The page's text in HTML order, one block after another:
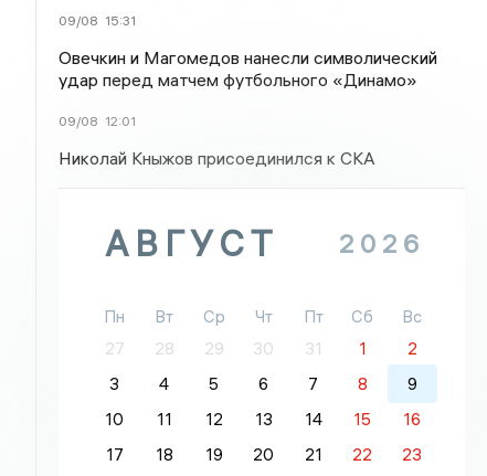
09/08 15:31
Овечкин и Магомедов нанесли символический
удар перед матчем футбольного «Динамо»
09/08 12:01
Николай Кныжов присоединился к СКА
АВГУСТ 2026
Пн Вт Ср Чт Пт Сб
Вс
27
28 29 30 31 1
2
3
4 5 6 7 8
9
10
11 12 13 14 15
16
17
18 19 20 21 22
23